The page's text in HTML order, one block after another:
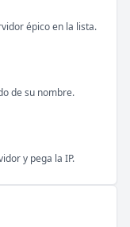
épico en la lista.
de su nombre.
y pega la IP.